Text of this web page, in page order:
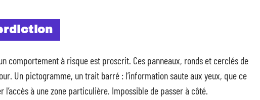
comportement à risque est proscrit. Ces panneaux, ronds et cerclés de
Un pictogramme, un trait barré : l’information saute aux yeux, que ce
à une zone particulière. Impossible de passer à côté.